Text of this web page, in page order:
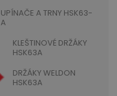
UPÍNAČE A TRNY HSK63-
A
KLEŠTINOVÉ DRŽÁKY
HSK63A
DRŽÁKY WELDON
HSK63A